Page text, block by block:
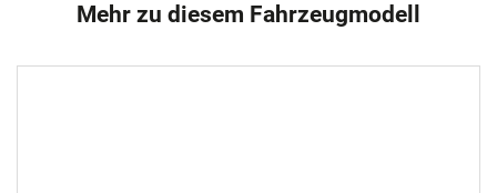
Mehr zu diesem Fahrzeugmodell